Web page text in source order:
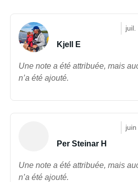
juil.
Kjell E
Une note a été attribuée, mais
n’a été ajouté.
Per Steinar H
Une note a été attribuée, mais
n’a été ajouté.